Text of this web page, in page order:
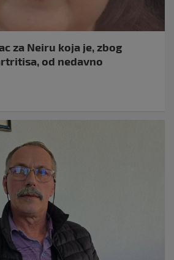
za Neiru koja je, zbog
od nedavno